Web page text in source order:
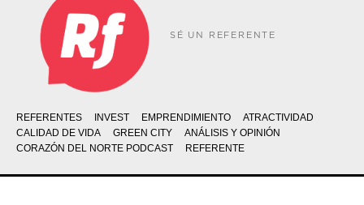
SÉ UN REFERENTE
REFERENTES INVEST EMPRENDIMIENTO
ATRACTIVIDAD
CALIDAD DE VIDA
GREEN CITY
ANÁLISIS Y OPINIÓN
CORAZÓN DEL NORTE PODCAST
REFERENTE